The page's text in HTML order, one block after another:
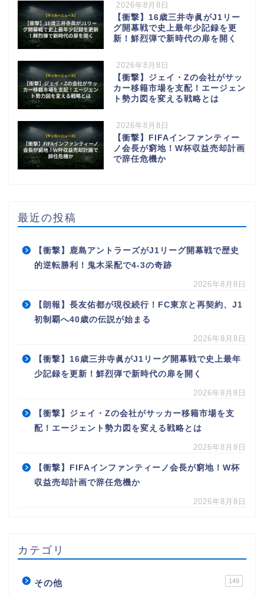
2026年8月8日
【衝撃】16歳三井寺眞がJ1リー
グ開幕戦で史上最年少記録を更
新！鮮烈弾で新時代の扉を開く
2026年8月8日
【衝撃】ジェイ・Zの会社がサッ
カー移籍市場を支配！エージェン
ト勢力図を変える戦略とは
2026年8月8日
【衝撃】FIFAインファンティー
ノ会長が窮地！W杯収益売却計画
で辞任危機か
最近の投稿
【衝撃】鹿島アントラーズがJ1リーグ開幕戦で歴史
的逆転勝利！鬼木采配で4-3の奇跡
2026年8月8日
【朗報】長友佑都が現役続行！FC東京と再契約、J1
初制覇へ40歳の伝説が始まる
2026年8月8日
【衝撃】16歳三井寺眞がJ1リーグ開幕戦で史上最年
少記録を更新！鮮烈弾で新時代の扉を開く
2026年8月8日
【衝撃】ジェイ・Zの会社がサッカー移籍市場を支
配！エージェント勢力図を変える戦略とは
2026年8月8日
【衝撃】FIFAインファンティーノ会長が窮地！W杯
収益売却計画で辞任危機か
2026年8月8日
カテゴリ
その他 149